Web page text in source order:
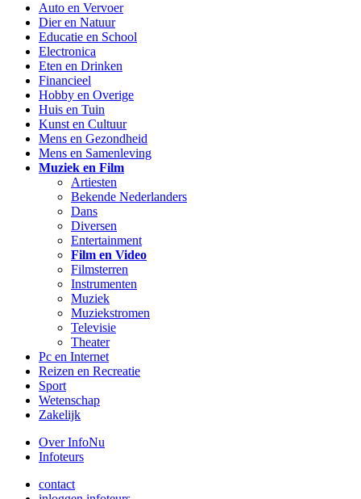
Auto en Vervoer
Dier en Natuur
Educatie en School
Electronica
Eten en Drinken
Financieel
Hobby en Overige
Huis en Tuin
Kunst en Cultuur
Mens en Gezondheid
Mens en Samenleving
Muziek en Film
Artiesten
Bekende Nederlanders
Dans
Diversen
Entertainment
Film en Video
Filmsterren
Instrumenten
Muziek
Muziekstromen
Televisie
Theater
Pc en Internet
Reizen en Recreatie
Sport
Wetenschap
Zakelijk
Over InfoNu
Infoteurs
contact